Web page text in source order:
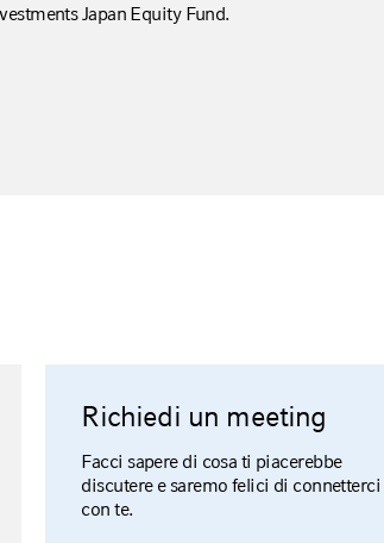
Japan Equity Fund.
Richiedi un meeting
Facci sapere di cosa ti piacerebbe
discutere e saremo felici di connetterci
con te.